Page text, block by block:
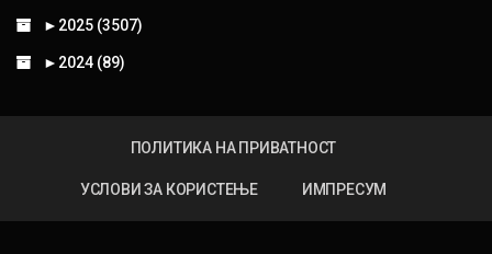
► 2025 (3507)
► 2024 (89)
ПОЛИТИКА НА ПРИВАТНОСТ
УСЛОВИ ЗА КОРИСТЕЊЕ ИМПРЕСУМ